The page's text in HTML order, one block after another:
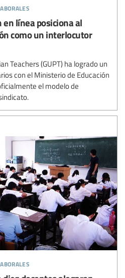
línea posiciona al
como un interlocutor
Teachers (GUPT) ha logrado un
con el Ministerio de Educación
el modelo de